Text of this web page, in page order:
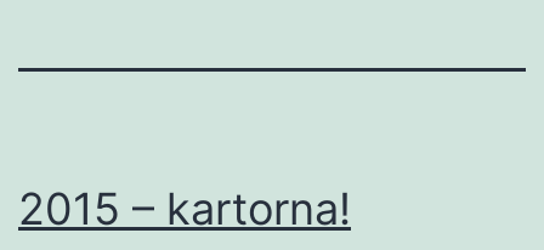
2015 – kartorna!